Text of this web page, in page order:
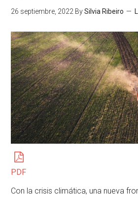
26 septiembre, 2022 BySilvia Ribeiro
PDF
Con la crisis climática, una nueva